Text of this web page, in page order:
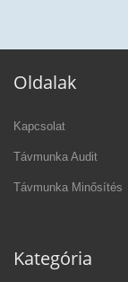
Oldalak
Kapcsolat
Távmunka Audit
Távmunka Minősítés
Kategória